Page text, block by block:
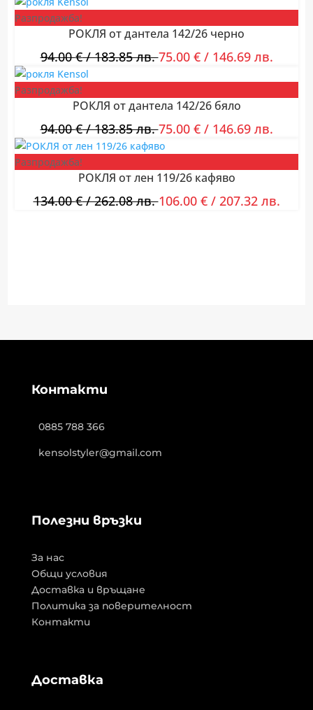
Разпродажба!
РОКЛЯ от дантела 142/26 черно
94.00€/ 183.85 лв.75.00 €/ 146.69 лв.
Разпродажба!
РОКЛЯ от дантела 142/26 бяло
94.00€/ 183.85 лв.75.00 €/ 146.69 лв.
Разпродажба!
РОКЛЯ от лен 119/26 кафяво
134.00€/ 262.08 лв.106.00 €/ 207.32 лв.
Контакти
0885 788 366
kensolstyler@gmail.com
Полезни връзки
За нас
Общи условия
Доставка и връщане
Политика за поверителност
Контакти
Доставка